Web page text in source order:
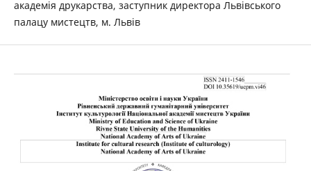
академія друкарства, заступник директора Львівського
палацу мистецтв, м. Львів